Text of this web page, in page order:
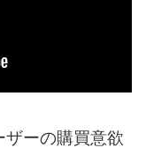
ーの購買意欲